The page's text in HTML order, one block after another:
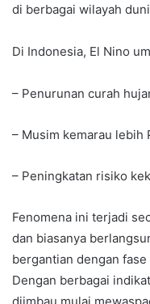
di berbagai wilayah
Di Indonesia, El Nino
– Penurunan curah
– Musim kemarau lebih
– Peningkatan risiko
Fenomena ini terjadi
dan biasanya
bergantian dengan
Dengan berbagai